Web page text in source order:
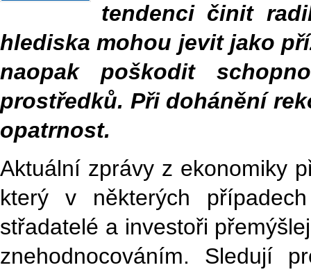
tendenci činit
hlediska mohou jevit jako
naopak poškodit
prostředků. Při dohánění
opatrnost.
Aktuální zprávy z ekonomiky
který v některých
střadatelé a investoři
znehodnocováním. Sledují